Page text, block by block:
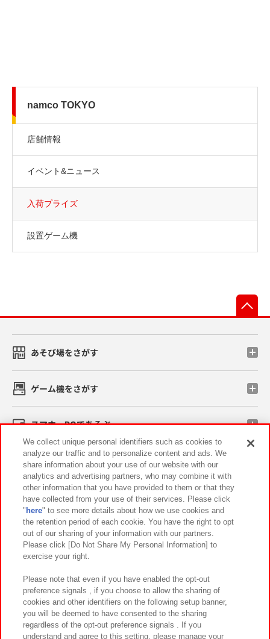
namco TOKYO
店舗情報
イベント&ニュース
入荷プライズ
設置ゲーム機
あそび場をさがす
ゲーム機をさがす
スマホ・PCであそぶ
イベント・キャンペーン
関連会社 サステナビリティ サイトポリシー
プライバシーポリシー ウェブアクセシビリティ方針と検証結果
お取引先さまとともに
カスタマーハラスメント対応方針 よくあるご質問・お問い合わせ
We collect unique personal identifiers such as cookies to
analyze our traffic and to personalize content and ads. We
share information about your use of our website with our
analytics and advertising partners, who may combine it with
other information that you have provided to them or that they
have collected from your use of their services. Please click
" here" to see more details about how we use cookies and
the retention period of each cookie. You have the right to opt
out of our sharing of your information with our partners.
Please click [Do Not Share My Personal Information] to
exercise your right.
Please note that even if you have enabled the opt-out
preference signals , if you choose to allow the sharing of
cookies and other identifiers on the following setup banner,
you will be deemed to have consented to the sharing
regardless of the opt-out preference signals . If you
understand and agree to this setting, please manage your